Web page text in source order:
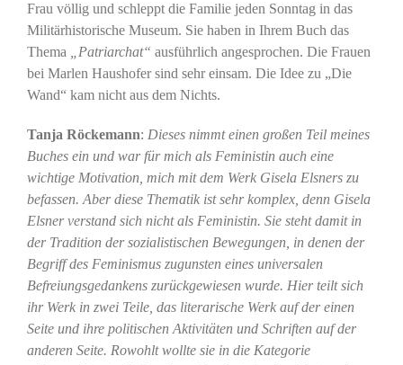
Frau völlig und schleppt die Familie jeden Sonntag in das
Militärhistorische Museum. Sie haben in Ihrem Buch das
Thema
„Patriarchat“ ausführlich angesprochen. Die Frauen
bei Marlen Haushofer sind sehr einsam. Die Idee zu „Die
Wand“ kam nicht aus dem Nichts.
Tanja Röckemann: Dieses nimmt einen großen Teil meines
Buches ein und war für mich als Feministin auch eine
wichtige Motivation, mich mit dem Werk Gisela Elsners zu
befassen. Aber diese Thematik ist sehr komplex, denn Gisela
Elsner verstand sich nicht als Feministin. Sie steht damit in
der Tradition der sozialistischen Bewegungen, in denen der
Begriff des Feminismus zugunsten eines universalen
Befreiungsgedankens zurückgewiesen wurde. Hier teilt sich
ihr Werk in zwei Teile, das literarische Werk auf der einen
Seite und ihre politischen Aktivitäten und Schriften auf der
anderen Seite. Rowohlt wollte sie in die Kategorie